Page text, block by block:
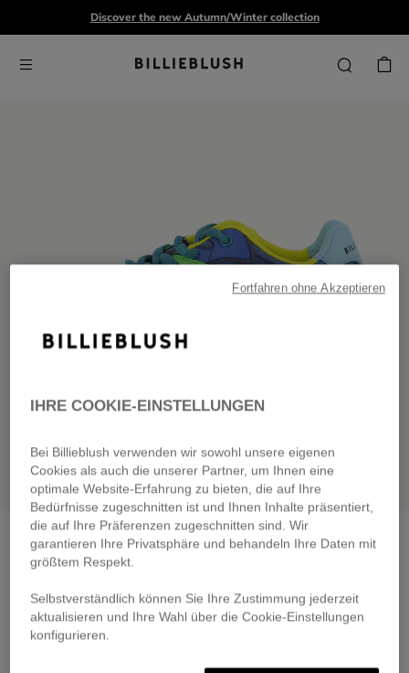
Discover the new Autumn/Winter collection
Sneakersnavy
Pay in 4 interest-free instalments
🔒 Secure payment & easy returns
IHRE COOKIE-EINSTELLUNGEN
Bei Billieblush verwenden wir sowohl unsere eigenen
Cookies als auch die unserer Partner, um Ihnen eine
optimale Website-Erfahrung zu bieten, die auf Ihre
Bedürfnisse zugeschnitten ist und Ihnen Inhalte präsentiert,
die auf Ihre Präferenzen zugeschnitten sind. Wir
garantieren Ihre Privatsphäre und behandeln Ihre Daten mit
größtem Respekt.
Selbstverständlich können Sie Ihre Zustimmung jederzeit
aktualisieren und Ihre Wahl über die Cookie-Einstellungen
konfigurieren.
Fortfahren ohne Akzeptieren